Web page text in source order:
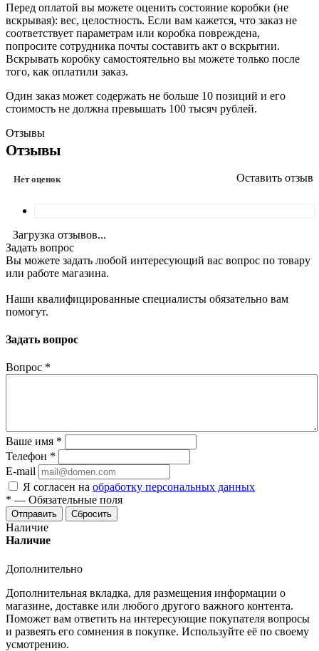
Перед оплатой вы можете оценить состояние коробки (не
вскрывая): вес, целостность. Если вам кажется, что заказ не
соответствует параметрам или коробка повреждена,
попросите сотрудника почты составить акт о вскрытии.
Вскрывать коробку самостоятельно вы можете только после
того, как оплатили заказ.
Один заказ может содержать не больше 10 позиций и его
стоимость не должна превышать 100 тысяч рублей.
Отзывы
Отзывы
Нет оценок Оставить отзыв
Загрузка отзывов...
Задать вопрос
Вы можете задать любой интересующий вас вопрос по товару
или работе магазина.
Наши квалифицированные специалисты обязательно вам
помогут.
Задать вопрос
Вопрос *
Ваше имя *
Телефон *
E-mail
Я согласен на обработку персональных данных
* — Обязательные поля
Отправить Сбросить
Наличие
Наличие
Дополнительно
Дополнительная вкладка, для размещения информации о
магазине, доставке или любого другого важного контента.
Поможет вам ответить на интересующие покупателя вопросы
и развеять его сомнения в покупке. Используйте её по своему
усмотрению.